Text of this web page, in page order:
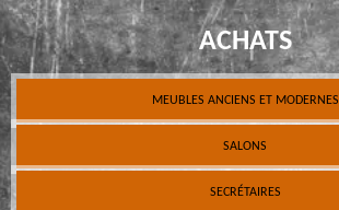
ACHATS
MEUBLES ANCIENS ET MODERNES
SALONS
SECRÉTAIRES